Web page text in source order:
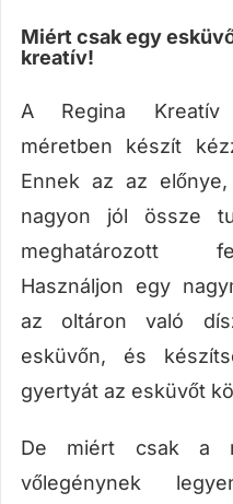
Miért csak egy
kreatív!
A Regina Kreatív
méretben készít
Ennek az az
nagyon jól össze
meghatározott
Használjon egy
az oltáron való
esküvőn, és
gyertyát az esküvőt
De miért csak a
vőlegénynek